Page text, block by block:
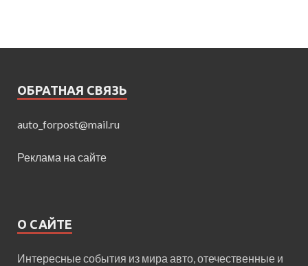
ОБРАТНАЯ СВЯЗЬ
auto_forpost@mail.ru
Реклама на сайте
О САЙТЕ
Интересные события из мира авто, отечественные и